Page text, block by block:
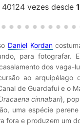
vezes desde
Daniel Kordan
para fotografar.
dos vaga-
ao arquipélago
de Guardafui e o
cinnabari),
uma espécie
fora e produzem um